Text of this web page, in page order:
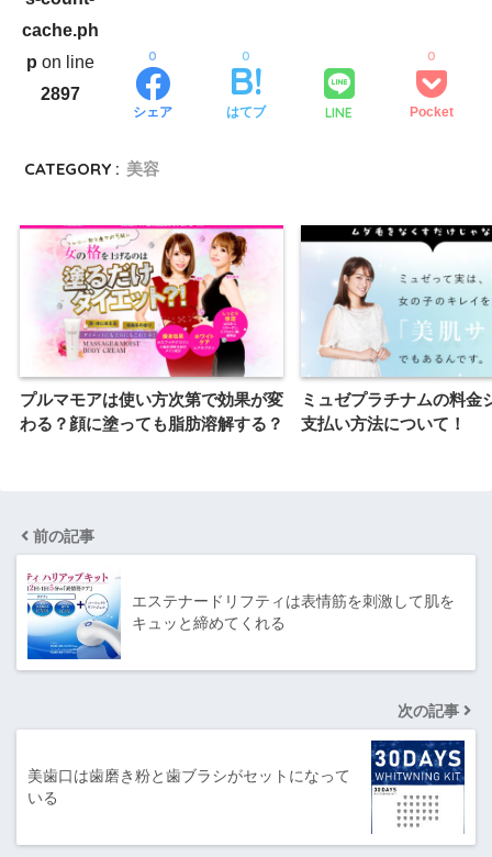
cache.ph
p on line
2897
シェア
0
はてブ
0
LINE Pocket
0
CATEGORY : 美容
プルマモアは使い方次第で効果が変
わる？顔に塗っても脂肪溶解する？
ミュゼプラチナムの料金
支払い方法について！
前の記事
エステナードリフティは表情筋を刺激して肌を
キュッと締めてくれる
次の記事
美歯口は歯磨き粉と歯ブラシがセットになって
いる